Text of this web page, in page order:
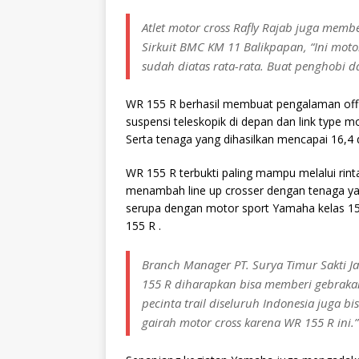
Atlet motor cross Rafly Rajab juga
Sirkuit BMC KM 11 Balikpapan, “Ini
sudah diatas rata-rata. Buat penghobi
WR 155 R berhasil membuat pengalaman
suspensi teleskopik di depan dan link type
Serta tenaga yang dihasilkan mencapai
WR 155 R terbukti paling mampu melalui
menambah line up crosser dengan tenaga
serupa dengan motor sport Yamaha kelas
155 R .
Branch Manager PT. Surya Timur Sakti
155 R diharapkan bisa memberi
pecinta trail diseluruh Indonesia juga
gairah motor cross karena WR 155 R ini.”